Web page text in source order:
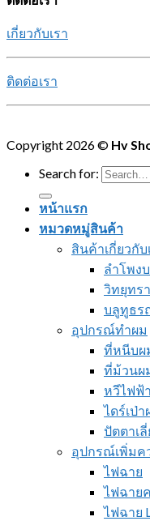
เกี่ยวกับเรา
ติดต่อเรา
Copyright 2026 © Hv
Search for:
หน้าแรก
หมวดหมู่สินค้า
สินค้าเกี่ยวกับ
ลำโพง
วิทยุทร
บลูทูธร
อุปกรณ์ทำผม
ที่หนีบผ
ที่ม้วนผ
หวีไฟฟ้
ไดร์เป่
ปัตตาเ
อุปกรณ์เพิ่มค
ไฟฉาย
ไฟฉาย
ไฟฉาย